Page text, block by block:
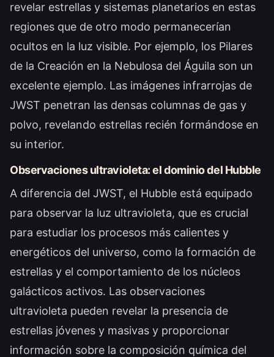
revelar estrellas y sistemas planetarios en estas
regiones que de otro modo permanecerían
ocultos en la luz visible. Por ejemplo, los Pilares
de la Creación en la Nebulosa del Águila son un
excelente ejemplo. Las imágenes infrarrojas de
JWST penetran las densas columnas de gas y
polvo, revelando estrellas recién formándose en
su interior.
Observaciones ultravioleta: el dominio del Hubble
A diferencia del JWST, el Hubble está equipado
para observar la luz ultravioleta, que es crucial
para estudiar los procesos más calientes y
energéticos del universo, como la formación de
estrellas y el comportamiento de los núcleos
galácticos activos. Las observaciones
ultravioleta pueden revelar la presencia de
estrellas jóvenes y masivas y proporcionar
información sobre la composición química del